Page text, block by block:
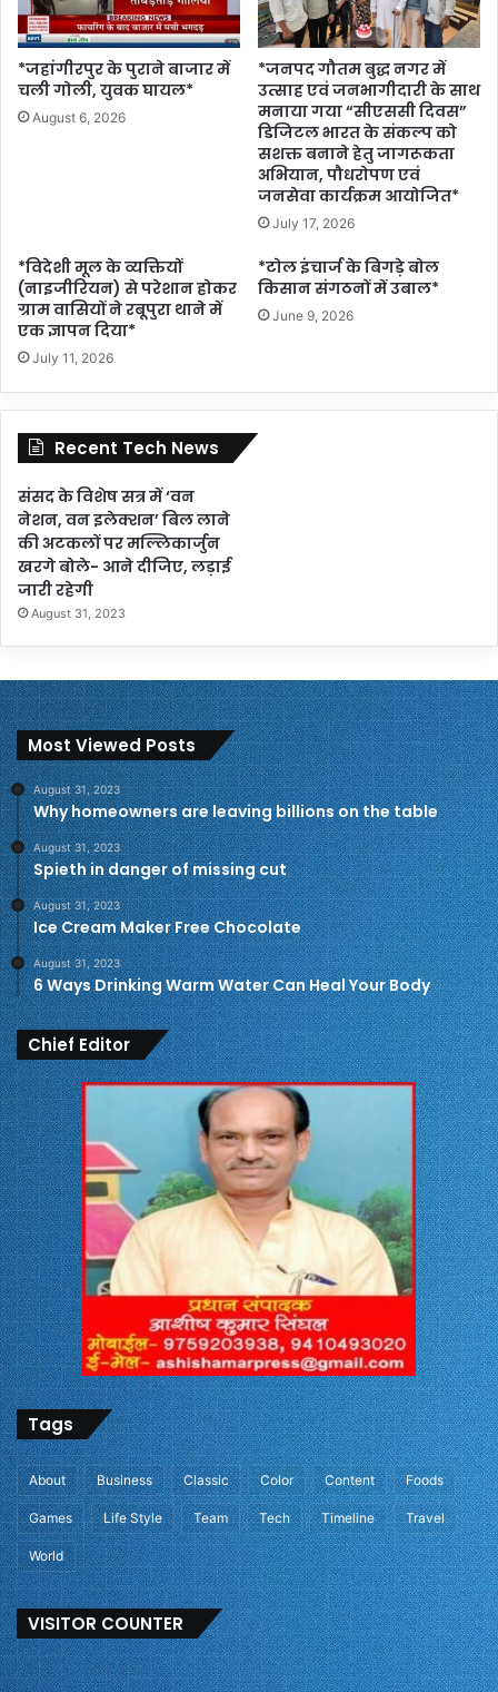
*जहांगीरपुर के पुराने बाजार में
चली गोली, युवक घायल*
August 6, 2026
*जनपद गौतम बुद्ध नगर में
उत्साह एवं जनभागीदारी के साथ
मनाया गया “सीएससी दिवस”
डिजिटल भारत के संकल्प को
सशक्त बनाने हेतु जागरूकता
अभियान, पौधरोपण एवं
जनसेवा कार्यक्रम आयोजित*
July 17, 2026
*विदेशी मूल के व्यक्तियों
(नाइजीरियन) से परेशान होकर
ग्राम वासियों ने रबूपुरा थाने में
एक ज्ञापन दिया*
July 11, 2026
*टोल इंचार्ज के बिगड़े बोल
किसान संगठनों में उबाल*
June 9, 2026
Recent Tech News
संसद के विशेष सत्र में ‘वन
नेशन, वन इलेक्शन’ बिल लाने
की अटकलों पर मल्लिकार्जुन
खरगे बोले- आने दीजिए, लड़ाई
जारी रहेगी
August 31, 2023
Most Viewed Posts
August 31, 2023
Why homeowners are leaving billions on the table
August 31, 2023
Spieth in danger of missing cut
August 31, 2023
Ice Cream Maker Free Chocolate
August 31, 2023
6 Ways Drinking Warm Water Can Heal Your Body
Chief Editor
Tags
About Business Classic Color Content Foods
Games Life Style Team Tech Timeline Travel
World
VISITOR COUNTER